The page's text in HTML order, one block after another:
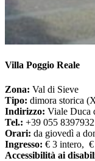
Villa Poggio Reale
Zona: Val di Sieve
Tipo: dimora storica
Indirizzo: Viale Duca
Tel.: +39 055 8397932
Orari: da giovedì a
Ingresso: € 3 intero,
Accessibilità ai